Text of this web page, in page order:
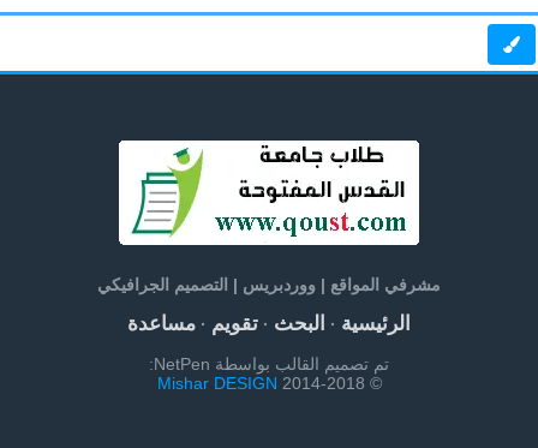
مشرفي المواقع | ووردبريس | التصميم الجرافيكي
الرئيسية· البحث· تقويم· مساعدة
تم تصميم القالب بواسطة NetPen:
© 2014-2018
Mishar DESIGN